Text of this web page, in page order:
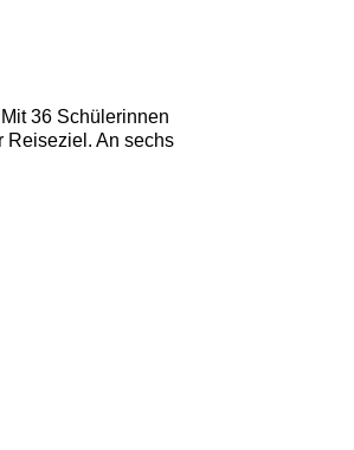
36 Schülerinnen
Reiseziel. An sechs